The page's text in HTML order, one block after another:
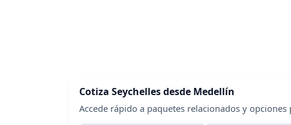
Cotiza Seychelles desde Medellín
Accede rápido a paquetes relacionados y